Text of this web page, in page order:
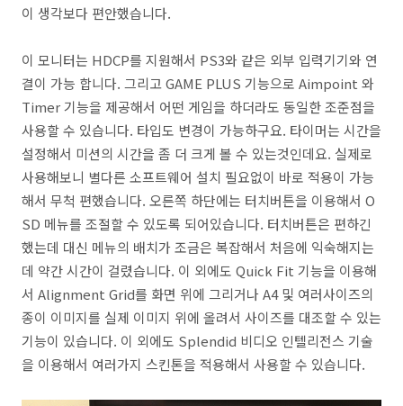
이 생각보다 편안했습니다.
이 모니터는 HDCP를 지원해서 PS3와 같은 외부 입력기기와 연
결이 가능 합니다. 그리고 GAME PLUS 기능으로 Aimpoint 와
Timer 기능을 제공해서 어떤 게임을 하더라도 동일한 조준점을
사용할 수 있습니다. 타입도 변경이 가능하구요. 타이머는 시간을
설정해서 미션의 시간을 좀 더 크게 볼 수 있는것인데요. 실제로
사용해보니 별다른 소프트웨어 설치 필요없이 바로 적용이 가능
해서 무척 편했습니다. 오른쪽 하단에는 터치버튼을 이용해서 O
SD 메뉴를 조절할 수 있도록 되어있습니다. 터치버튼은 편하긴
했는데 대신 메뉴의 배치가 조금은 복잡해서 처음에 익숙해지는
데 약간 시간이 걸렸습니다. 이 외에도 Quick Fit 기능을 이용해
서 Alignment Grid를 화면 위에 그리거나 A4 및 여러사이즈의
종이 이미지를 실제 이미지 위에 올려서 사이즈를 대조할 수 있는
기능이 있습니다. 이 외에도 Splendid 비디오 인텔리전스 기술
을 이용해서 여러가지 스킨톤을 적용해서 사용할 수 있습니다.